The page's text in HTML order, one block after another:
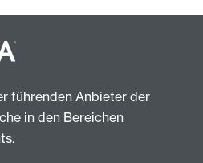
führenden Anbieter der
in den Bereichen